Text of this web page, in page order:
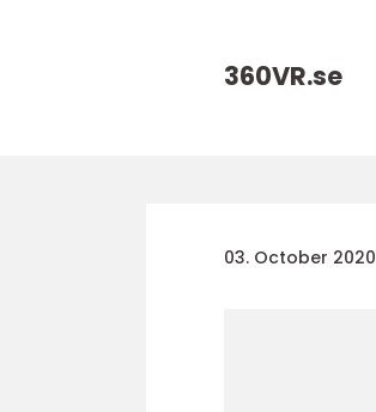
360VR.se
03. October 2020